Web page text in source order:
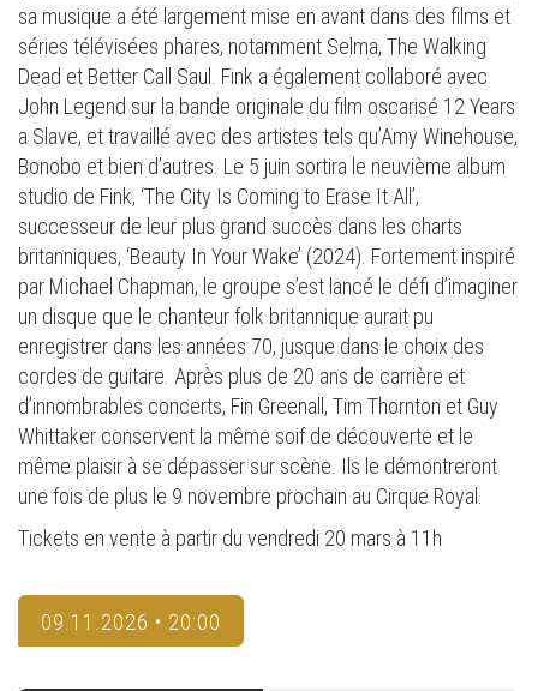
sa musique a été largement mise en avant dans des films et
séries télévisées phares, notamment Selma, The Walking
Dead et Better Call Saul. Fink a également collaboré avec
John Legend sur la bande originale du film oscarisé 12 Years
a Slave, et travaillé avec des artistes tels qu’Amy Winehouse,
Bonobo et bien d’autres. Le 5 juin sortira le neuvième album
studio de Fink, ‘The City Is Coming to Erase It All’,
successeur de leur plus grand succès dans les charts
britanniques, ‘Beauty In Your Wake’ (2024). Fortement inspiré
par Michael Chapman, le groupe s’est lancé le défi d’imaginer
un disque que le chanteur folk britannique aurait pu
enregistrer dans les années 70, jusque dans le choix des
cordes de guitare. Après plus de 20 ans de carrière et
d’innombrables concerts, Fin Greenall, Tim Thornton et Guy
Whittaker conservent la même soif de découverte et le
même plaisir à se dépasser sur scène. Ils le démontreront
une fois de plus le 9 novembre prochain au Cirque Royal.
Tickets en vente à partir du vendredi 20 mars à 11h
09.11.2026 • 20:00